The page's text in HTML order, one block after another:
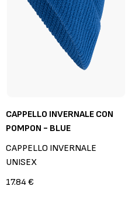
CAPPELLO INVERNALE CON
POMPON - BLUE
CAPPELLO INVERNALE
UNISEX
17.84 €